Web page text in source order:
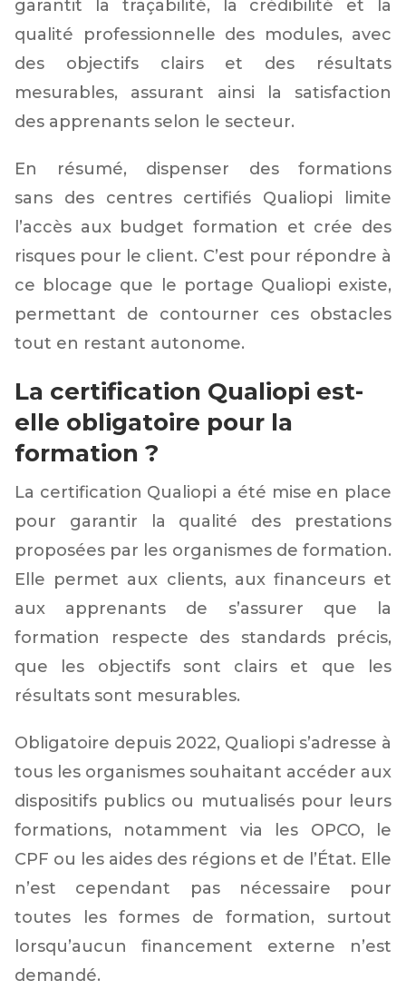
garantit la traçabilité, la crédibilité et la
qualité professionnelle des modules, avec
des objectifs clairs et des résultats
mesurables, assurant ainsi la satisfaction
des apprenants selon le secteur.
En résumé, dispenser des formations
sans des centres certifiés Qualiopi limite
l’accès aux budget formation et crée des
risques pour le client. C’est pour répondre à
ce blocage que le portage Qualiopi existe,
permettant de contourner ces obstacles
tout en restant autonome.
La certification Qualiopi est-
elle obligatoire pour la
formation ?
La certification Qualiopi a été mise en place
pour garantir la qualité des prestations
proposées par les organismes de formation.
Elle permet aux clients, aux financeurs et
aux apprenants de s’assurer que la
formation respecte des standards précis,
que les objectifs sont clairs et que les
résultats sont mesurables.
Obligatoire depuis 2022, Qualiopi s’adresse à
tous les organismes souhaitant accéder aux
dispositifs publics ou mutualisés pour leurs
formations, notamment via les OPCO, le
CPF ou les aides des régions et de l’État. Elle
n’est cependant pas nécessaire pour
toutes les formes de formation, surtout
lorsqu’aucun financement externe n’est
demandé.